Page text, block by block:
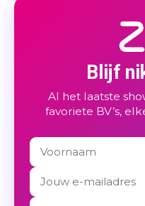
Blijf
Al het laatste
favoriete BV’s,